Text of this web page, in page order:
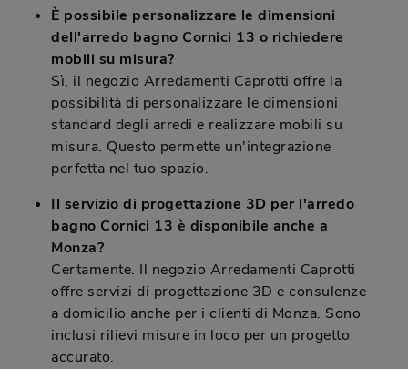
È possibile personalizzare le dimensioni
dell'arredo bagno Cornici 13 o richiedere
mobili su misura?
Sì, il negozio Arredamenti Caprotti offre la
possibilità di personalizzare le dimensioni
standard degli arredi e realizzare mobili su
misura. Questo permette un'integrazione
perfetta nel tuo spazio.
Il servizio di progettazione 3D per l'arredo
bagno Cornici 13 è disponibile anche a
Monza?
Certamente. Il negozio Arredamenti Caprotti
offre servizi di progettazione 3D e consulenze
a domicilio anche per i clienti di Monza. Sono
inclusi rilievi misure in loco per un progetto
accurato.